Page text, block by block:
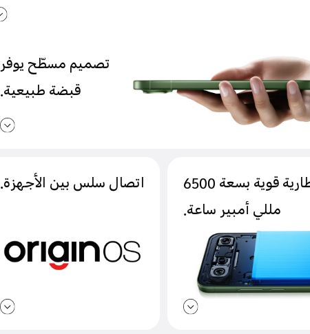
تصميم مسطّح يوفر
قبضة طبيعية.
بطارية قوية بسعة 6500
مللي أمبير ساعة.
‏‫اتصال سلس بين الأجهزة.